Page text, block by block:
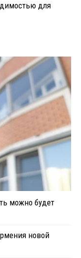
для
можно будет
новой